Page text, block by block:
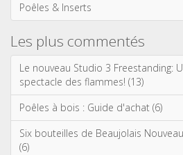
Poêles & Inserts
Les plus commentés
Le nouveau Studio 3 Freestanding:
spectacle des flammes! (13)
Poêles à bois : Guide d'achat (6)
Six bouteilles de Beaujolais
(6)